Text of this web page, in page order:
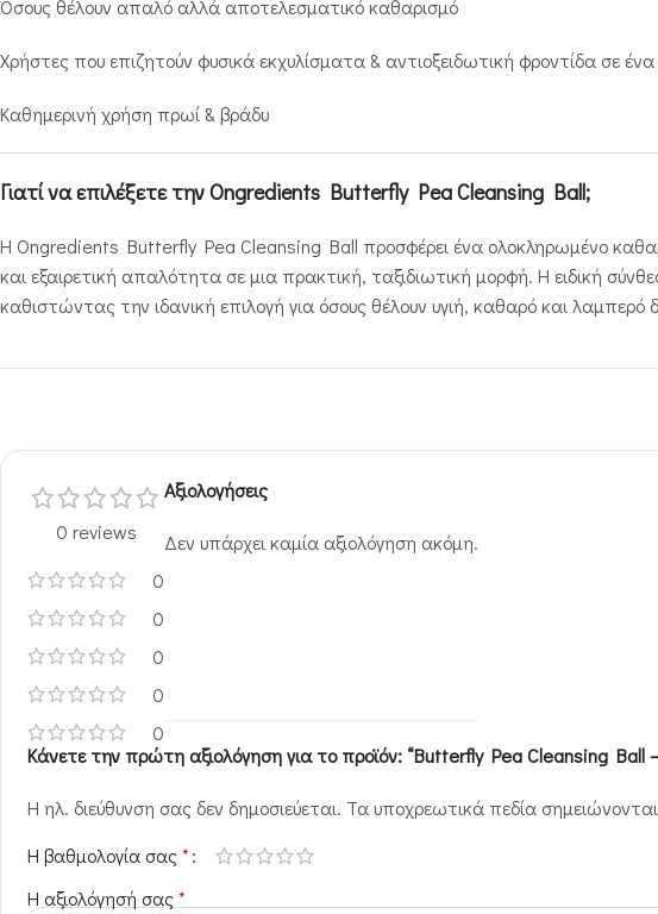
Όσους θέλουν απαλό αλλά αποτελεσματικό καθαρισμό
Χρήστες που επιζητούν φυσικά εκχυλίσματα & αντιοξειδωτική φροντίδα σε ένα
Καθημερινή χρήση πρωί & βράδυ
Γιατί να επιλέξετε την Ongredients Butterfly Pea Cleansing Ball;
Η Ongredients Butterfly Pea Cleansing Ball προσφέρει ένα ολοκληρωμένο
και εξαιρετική απαλότητα σε μια πρακτική, ταξιδιωτική μορφή. Η ειδική
καθιστώντας την ιδανική επιλογή για όσους θέλουν υγιή, καθαρό και λαμπερό
0 reviews
0
0
0
0
0
Αξιολογήσεις
Δεν υπάρχει καμία αξιολόγηση ακόμη.
Κάνετε την πρώτη αξιολόγηση για το προϊόν: “Butterfly Pea Cleansing Ball
Η ηλ. διεύθυνση σας δεν δημοσιεύεται. Τα υποχρεωτικά πεδία
Η βαθμολογία σας*
Η αξιολόγησή σας*